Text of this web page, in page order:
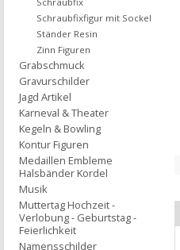
Schraubfixfigur mit Sockel
Ständer Resin
Zinn Figuren
Grabschmuck
Gravurschilder
Jagd Artikel
Karneval & Theater
Kegeln & Bowling
Kontur Figuren
Medaillen Embleme
Halsbänder Kordel
Musik
Muttertag Hochzeit -
Verlobung - Geburtstag -
Feierlichkeit
Namensschilder